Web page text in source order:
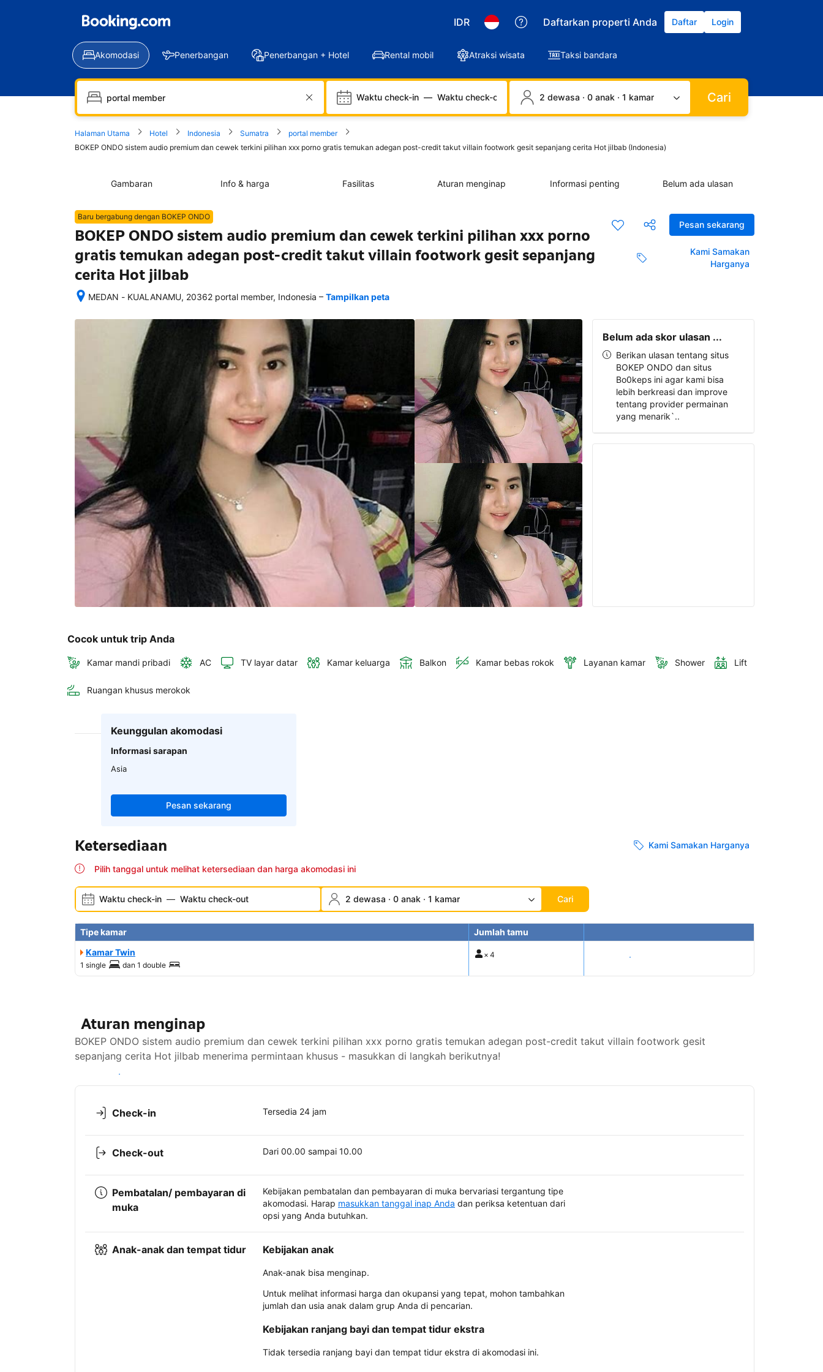
IDR Daftarkan properti Anda Daftar Login
Akomodasi Penerbangan Penerbangan + Hotel Rental mobil Atraksi wisata Taksi bandara
Waktu check-in — Waktu check-out 2 dewasa · 0 anak · 1 kamar Cari
Halaman Utama Hotel Indonesia Sumatra
portal member
BOKEP ONDO sistem audio premium dan cewek terkini pilihan xxx porno gratis temukan adegan post-credit takut villain footwork gesit sepanjang cerita Hot jilbab (Indonesia)
Gambaran Info & harga Fasilitas Aturan menginap Informasi penting Belum ada ulasan
Pesan sekarang
Kami Samakan
Harganya
Baru bergabung dengan BOKEP ONDO
BOKEP ONDO sistem audio premium dan cewek terkini pilihan xxx porno
gratis temukan adegan post-credit takut villain footwork gesit sepanjang
cerita Hot jilbab
MEDAN - KUALANAMU, 20362 portal member, Indonesia
memesan,
akan
disertakan
dalam
konfirmasi
pemesanan
dan
akun
Anda.
– Tampilkan peta
Belum ada skor ulasan ...
Berikan ulasan tentang situs
BOKEP ONDO dan situs
Bo0keps ini agar kami bisa
lebih berkreasi dan improve
tentang provider permainan
yang menarik`..
Cocok untuk trip Anda
Kamar mandi pribadi AC TV layar datar Kamar keluarga Balkon Kamar bebas rokok Layanan kamar Shower Lift
Ruangan khusus merokok
Keunggulan akomodasi
Informasi sarapan
Asia
Pesan sekarang
Ketersediaan Kami Samakan Harganya
Pilih tanggal untuk melihat ketersediaan dan harga akomodasi ini
Waktu check-in — Waktu check-out 2 dewasa · 0 anak · 1 kamar Cari
Tipe kamar
Jumlah tamu
Kamar Twin
1 single dan 1 double
× 4 Tampilkan harga
Aturan menginap
BOKEP ONDO sistem audio premium dan cewek terkini pilihan xxx porno gratis temukan adegan post-credit takut villain footwork gesit
sepanjang cerita Hot jilbab menerima permintaan khusus - masukkan di langkah berikutnya!
Lihat ketersediaan
Check-in Tersedia 24 jam
Check-out Dari 00.00 sampai 10.00
Pembatalan/ pembayaran di
muka
Kebijakan pembatalan dan pembayaran di muka bervariasi tergantung tipe
akomodasi. Harap masukkan tanggal inap Anda dan periksa ketentuan dari
opsi yang Anda butuhkan.
Anak-anak dan tempat tidur Kebijakan anak
Anak-anak bisa menginap.
Untuk melihat informasi harga dan okupansi yang tepat, mohon tambahkan
jumlah dan usia anak dalam grup Anda di pencarian.
Kebijakan ranjang bayi dan tempat tidur ekstra
Tidak tersedia ranjang bayi dan tempat tidur ekstra di akomodasi ini.